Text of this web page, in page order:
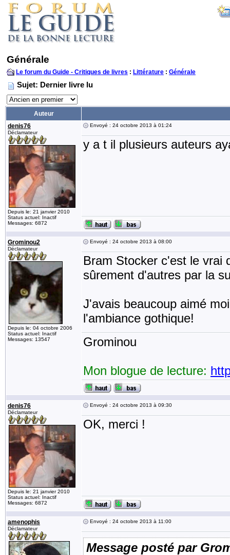
Générale
Le forum du Guide - Critiques de livres : Littérature : Générale
Sujet: Dernier livre lu
Auteur
denis76
Déclamateur
Depuis le: 21 janvier 2010
Status actuel: Inactif
Messages: 6872
Envoyé : 24 octobre 2013 à 01:24
y a t il plusieurs auteurs
Grominou2
Déclamateur
Depuis le: 04 octobre 2006
Status actuel: Inactif
Messages: 13547
Envoyé : 24 octobre 2013 à 08:00
Bram Stocker c'est le vrai
sûrement d'autres par la
J'avais beaucoup aimé
l'ambiance gothique!
Grominou
Mon blogue de lecture:
denis76
Déclamateur
Depuis le: 21 janvier 2010
Status actuel: Inactif
Messages: 6872
Envoyé : 24 octobre 2013 à 09:30
OK, merci !
amenophis
Déclamateur
Envoyé : 24 octobre 2013 à 11:00
Message posté par